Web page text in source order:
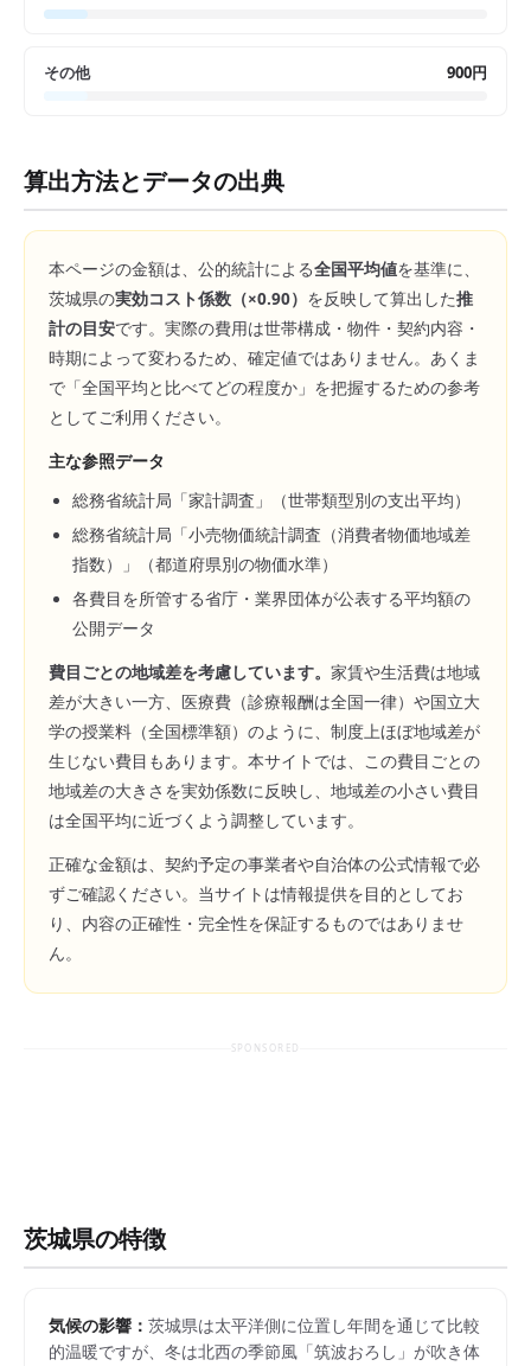
その他 900円
算出方法とデータの出典
本ページの金額は、公的統計による全国平均値を基準に、
茨城県の実効コスト係数（×0.90） を反映して算出した推
計の目安です。実際の費用は世帯構成・物件・契約内容・
時期によって変わるため、確定値ではありません。あくま
で「全国平均と比べてどの程度か」を把握するための参考
としてご利用ください。
主な参照データ
総務省統計局「家計調査」（世帯類型別の支出平均）
総務省統計局「小売物価統計調査（消費者物価地域差
指数）」（都道府県別の物価水準）
各費目を所管する省庁・業界団体が公表する平均額の
公開データ
費目ごとの地域差を考慮しています。 家賃や生活費は地域
差が大きい一方、医療費（診療報酬は全国一律）や国立大
学の授業料（全国標準額）のように、制度上ほぼ地域差が
生じない費目もあります。本サイトでは、この費目ごとの
地域差の大きさを実効係数に反映し、地域差の小さい費目
は全国平均に近づくよう調整しています。
正確な金額は、契約予定の事業者や自治体の公式情報で必
ずご確認ください。当サイトは情報提供を目的としてお
り、内容の正確性・完全性を保証するものではありませ
ん。
SPONSORED
茨城県の特徴
気候の影響： 茨城県は太平洋側に位置し年間を通じて比較
的温暖ですが、冬は北西の季節風「筑波おろし」が吹き体